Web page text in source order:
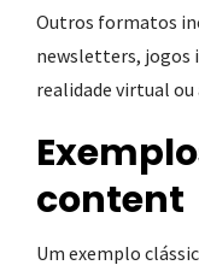
Outros formatos
newsletters, jogos
realidade virtual ou
content
Um exemplo